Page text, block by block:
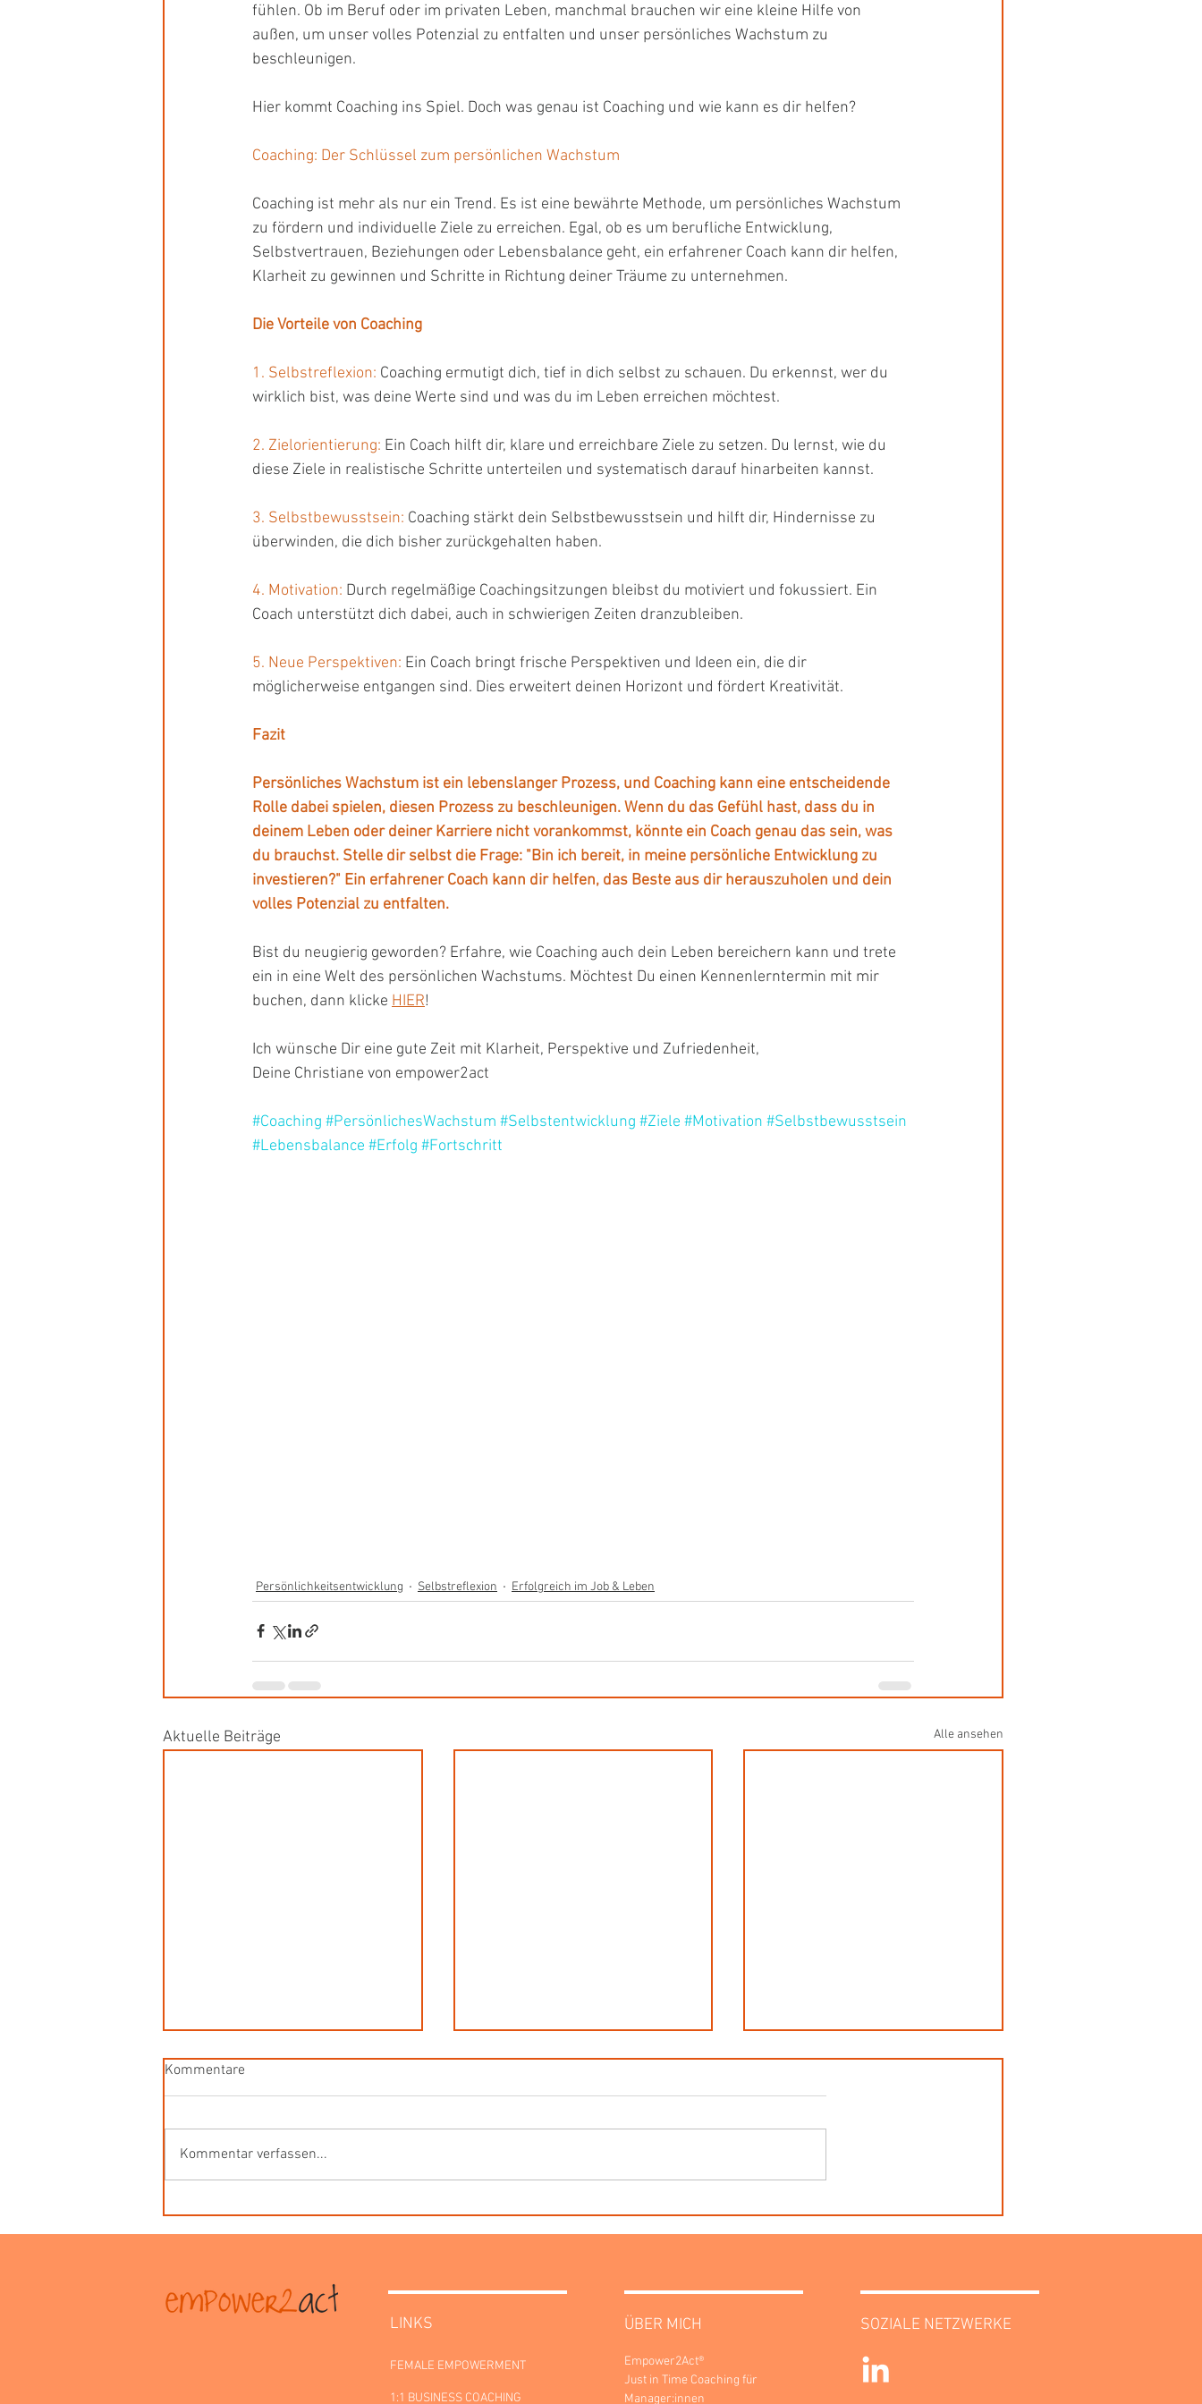
Leadership Empowerment
fühlen. Ob im Beruf oder im privaten Leben, manchmal brauchen wir eine kleine Hilfe von
außen, um unser volles Potenzial zu entfalten und unser persönliches Wachstum zu
beschleunigen.
Hier kommt Coaching ins Spiel. Doch was genau ist Coaching und wie kann es dir helfen?
Coaching: Der Schlüssel zum persönlichen Wachstum
Coaching ist mehr als nur ein Trend. Es ist eine bewährte Methode, um persönliches Wachstum
zu fördern und individuelle Ziele zu erreichen. Egal, ob es um berufliche Entwicklung,
Selbstvertrauen, Beziehungen oder Lebensbalance geht, ein erfahrener Coach kann dir helfen,
Klarheit zu gewinnen und Schritte in Richtung deiner Träume zu unternehmen.
Die Vorteile von Coaching
1. Selbstreflexion: Coaching ermutigt dich, tief in dich selbst zu schauen. Du erkennst, wer du
wirklich bist, was deine Werte sind und was du im Leben erreichen möchtest.
2. Zielorientierung: Ein Coach hilft dir, klare und erreichbare Ziele zu setzen. Du lernst, wie du
diese Ziele in realistische Schritte unterteilen und systematisch darauf hinarbeiten kannst.
3. Selbstbewusstsein: Coaching stärkt dein Selbstbewusstsein und hilft dir, Hindernisse zu
überwinden, die dich bisher zurückgehalten haben.
4. Motivation: Durch regelmäßige Coachingsitzungen bleibst du motiviert und fokussiert. Ein
Coach unterstützt dich dabei, auch in schwierigen Zeiten dranzubleiben.
5. Neue Perspektiven: Ein Coach bringt frische Perspektiven und Ideen ein, die dir
möglicherweise entgangen sind. Dies erweitert deinen Horizont und fördert Kreativität.
Fazit
Persönliches Wachstum ist ein lebenslanger Prozess, und Coaching kann eine entscheidende
Rolle dabei spielen, diesen Prozess zu beschleunigen. Wenn du das Gefühl hast, dass du in
deinem Leben oder deiner Karriere nicht vorankommst, könnte ein Coach genau das sein, was
du brauchst. Stelle dir selbst die Frage: "Bin ich bereit, in meine persönliche Entwicklung zu
investieren?" Ein erfahrener Coach kann dir helfen, das Beste aus dir herauszuholen und dein
volles Potenzial zu entfalten.
Bist du neugierig geworden? Erfahre, wie Coaching auch dein Leben bereichern kann und trete
ein in eine Welt des persönlichen Wachstums. Möchtest Du einen Kennenlerntermin mit mir
buchen, dann klicke HIER!
Ich wünsche Dir eine gute Zeit mit Klarheit, Perspektive und Zufriedenheit,
Deine Christiane von empower2act
#Coaching #PersönlichesWachstum #Selbstentwicklung #Ziele #Motivation #Selbstbewusstsein
#Lebensbalance #Erfolg #Fortschritt
Persönlichkeitsentwicklung Selbstreflexion Erfolgreich im Job & Leben
Aktuelle Beiträge Alle ansehen
Kommentare
Kommentar verfassen...
LINKS
FEMALE EMPOWERMENT
1:1 BUSINESS COACHING
ÜBER MICH
Empower2Act®
Just in Time Coaching für
Manager:innen
SOZIALE NETZWERKE